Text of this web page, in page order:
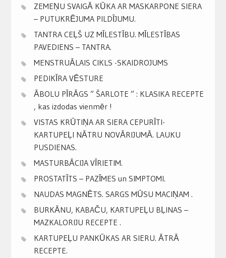
ZEMEŅU SVAIGĀ KŪKA AR MASKARPONE SIERA
– PUTUKRĒJUMA PILDĪJUMU.
TANTRA CEĻŠ UZ MĪLESTĪBU. MĪLESTĪBAS
PAVEDIENS – TANTRA.
MENSTRUĀLAIS CIKLS -SKAIDROJUMS
PEDIKĪRA VĒSTURE
ĀBOLU PĪRĀGS ” ŠARLOTE ” : KLASIKA RECEPTE
, kas izdodas vienmēr !
VISTAS KRŪTIŅA AR SIERA CEPURĪTI-
KARTUPEĻI NĀTRU NOVĀRIJUMĀ. LAUKU
PUSDIENAS.
MASTURBĀCIJA VĪRIETIM.
PROSTATĪTS – PAZĪMES un SIMPTOMI.
NAUDAS MAGNĒTS. SARGS MŪSU MACIŅAM .
BURKĀNU, KABAČU, KARTUPEĻU BĻINAS –
MAZKALORIJU RECEPTE .
KARTUPEĻU PANKŪKAS AR SIERU. ĀTRĀ
RECEPTE.